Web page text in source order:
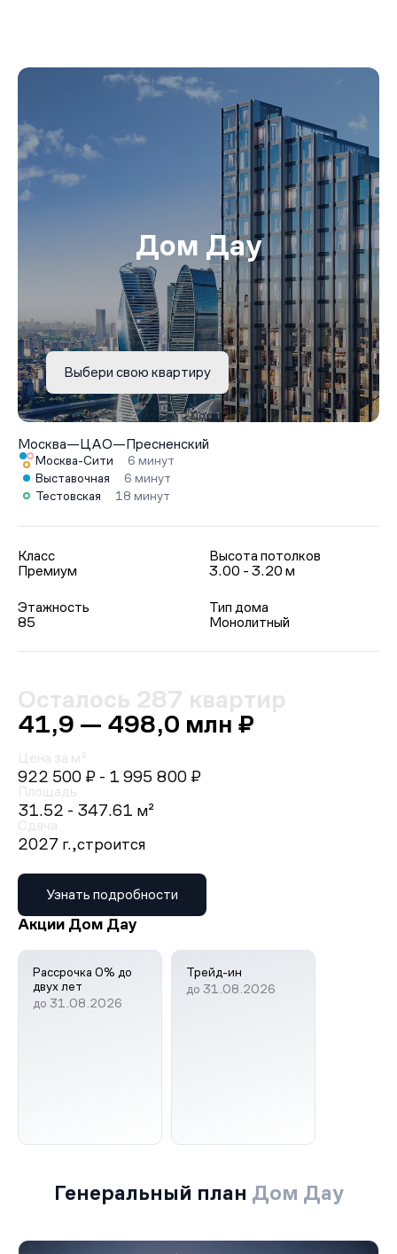
Дом Дау
Выбери свою квартиру
Москва—ЦАО—Пресненский
Москва-Сити
6 минут
Выставочная
6 минут
Тестовская
18 минут
Класс
Премиум
Высота потолков
3.00 - 3.20 м
Этажность
85
Тип дома
Монолитный
Осталось 287 квартир
41,9 — 498,0 млн ₽
Цена за м²
922 500 ₽ - 1 995 800 ₽
Площадь
31.52 - 347.61 м²
Сдача
2027 г.,строится
Узнать подробности
Акции Дом Дау
Рассрочка 0% до
двух лет
до 31.08.2026
Трейд-ин
до 31.08.2026
Генеральный план Дом Дау